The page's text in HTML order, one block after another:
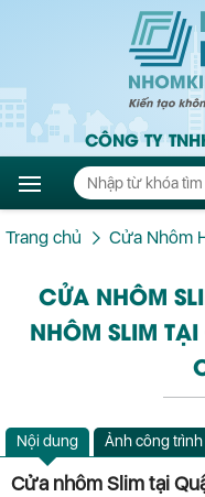
CÔNG TY
Trang chủ Cửa Nhôm
CỬA NHÔM
NHÔM SLIM
Nội dung Ảnh công trình
Cửa nhôm Slim tại